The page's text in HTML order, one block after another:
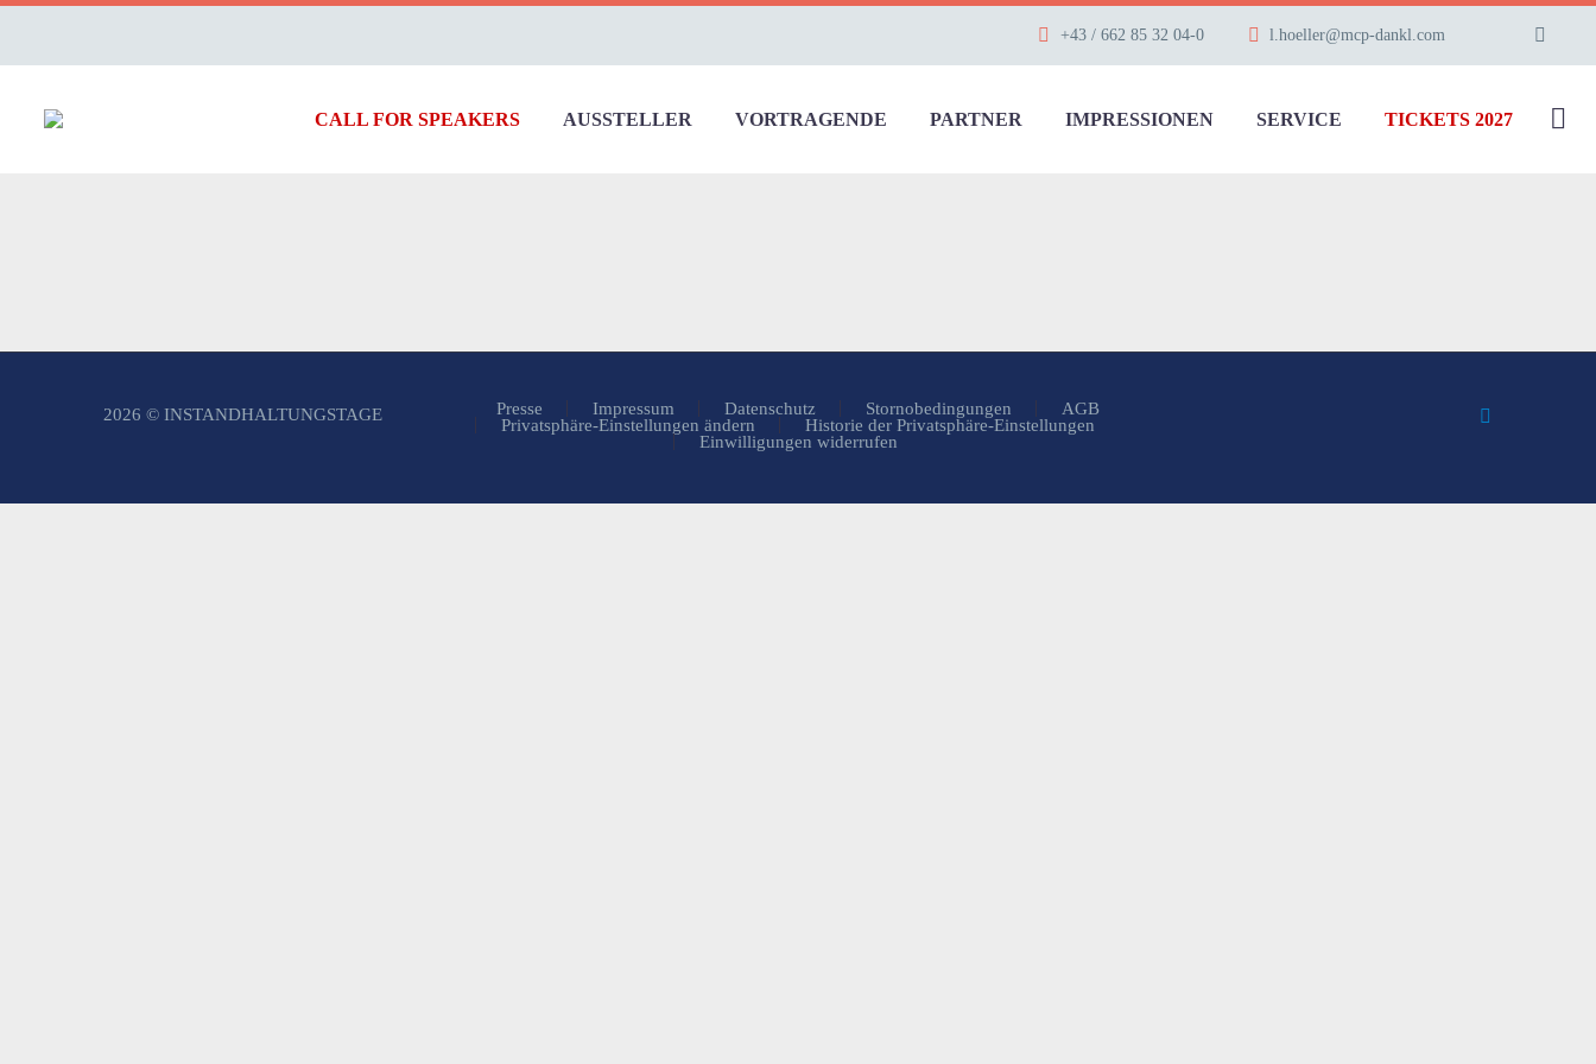
+43 / 662 85 32 04-0 l.hoeller@mcp-dankl.com
CALL FOR SPEAKERS AUSSTELLER VORTRAGENDE PARTNER IMPRESSIONEN SERVICE TICKETS 2027
Presse Impressum Datenschutz Stornobedingungen
AGB
Privatsphäre-Einstellungen ändern
Historie der Privatsphäre-Einstellungen
Einwilligungen widerrufen
2026 © INSTANDHALTUNGSTAGE